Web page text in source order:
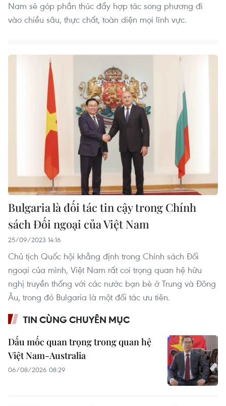
Nam sẽ góp phần thúc đẩy hợp tác song phương đi
vào chiều sâu, thực chất, toàn diện mọi lĩnh vực.
Bulgaria là đối tác tin cậy trong Chính
sách Đối ngoại của Việt Nam
25/09/2023 14:16
Chủ tịch Quốc hội khẳng định trong Chính sách Đối
ngoại của mình, Việt Nam rất coi trọng quan hệ hữu
nghị truyền thống với các nước bạn bè ở Trung và Đông
Âu, trong đó Bulgaria là một đối tác ưu tiên.
TIN CÙNG CHUYÊN MỤC
Dấu mốc quan trọng trong quan hệ
Việt Nam-Australia
06/08/2026 08:29